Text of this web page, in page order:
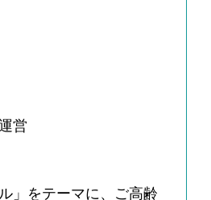
営
」をテーマに、ご高齢